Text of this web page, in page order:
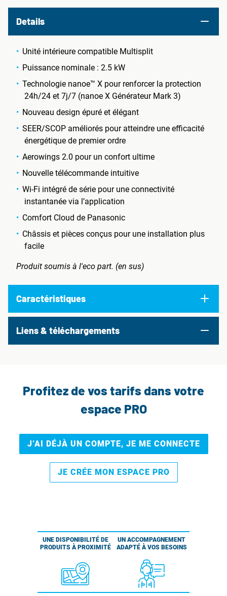
Details
Unité intérieure compatible Multisplit
Puissance nominale : 2.5 kW
Technologie nanoe™ X pour renforcer la protection
24h/24 et 7j/7 (nanoe X Générateur Mark 3)
Nouveau design épuré et élégant
SEER/SCOP améliorés pour atteindre une efficacité
énergétique de premier ordre
Aerowings 2.0 pour un confort ultime
Nouvelle télécommande intuitive
Wi-Fi intégré de série pour une connectivité
instantanée via l’application
Comfort Cloud de Panasonic
Châssis et pièces conçus pour une installation plus
facile
Produit soumis à l'eco part. (en sus)
Caractéristiques
Liens & téléchargements
Profitez de vos tarifs dans votre
espace PRO
J’AI DÉJÀ UN COMPTE, JE ME CONNECTE
JE CRÉE MON ESPACE PRO
UNE DISPONIBILITÉ DE
PRODUITS À PROXIMITÉ
UN ACCOMPAGNEMENT
ADAPTÉ À VOS BESOINS